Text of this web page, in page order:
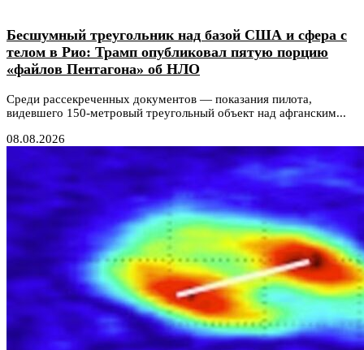
Бесшумный треугольник над базой США и сфера с
телом в Рио: Трамп опубликовал пятую порцию
«файлов Пентагона» об НЛО
Среди рассекреченных документов — показания пилота,
видевшего 150-метровый треугольный объект над афганским...
08.08.2026